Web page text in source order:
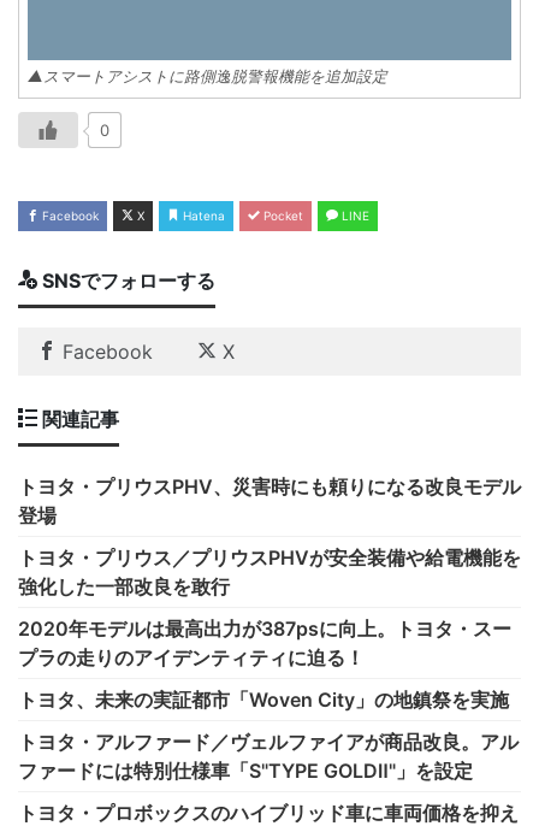
▲スマートアシストに路側逸脱警報機能を追加設定
0
Facebook X Hatena Pocket LINE
SNSでフォローする
Facebook X
関連記事
トヨタ・プリウスPHV、災害時にも頼りになる改良モデル
登場
トヨタ・プリウス／プリウスPHVが安全装備や給電機能を
強化した一部改良を敢行
2020年モデルは最高出力が387psに向上。トヨタ・スー
プラの走りのアイデンティティに迫る！
トヨタ、未来の実証都市「Woven City」の地鎮祭を実施
トヨタ・アルファード／ヴェルファイアが商品改良。アル
ファードには特別仕様車「S"TYPE GOLDⅡ"」を設定
トヨタ・プロボックスのハイブリッド車に車両価格を抑え